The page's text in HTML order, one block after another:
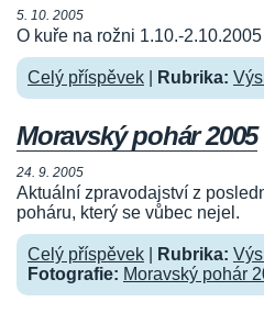
5. 10. 2005
O kuře na rožni 1.10.-2.10.2005
Celý příspěvek Rubrika:
Moravský pohár 2005
24. 9. 2005
Aktuální zpravodajství z
poháru, který se vůbec nejel.
Celý příspěvek Rubrika:
Fotografie: Moravský pohár